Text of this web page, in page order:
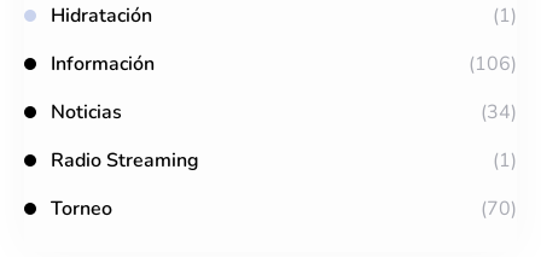
Hidratación
(1)
Información
(106)
Noticias
(34)
Radio Streaming
(1)
Torneo
(70)